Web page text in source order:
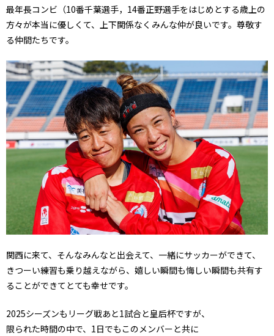
最年長コンビ（10番千葉選手，14番正野選手をはじめとする歳上の
方々が本当に優しくて、上下関係なくみんな仲が良いです。尊敬す
る仲間たちです。
関西に来て、そんなみんなと出会えて、一緒にサッカーができて、
きつーい練習も乗り越えながら、嬉しい瞬間も悔しい瞬間も共有す
ることができてとても幸せです。
2025シーズンもリーグ戦あと1試合と皇后杯ですが、
限られた時間の中で、1日でもこのメンバーと共に